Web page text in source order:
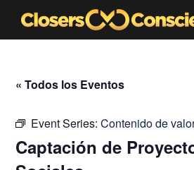
« Todos los Eventos
Event Series:Contenido de
Captación de